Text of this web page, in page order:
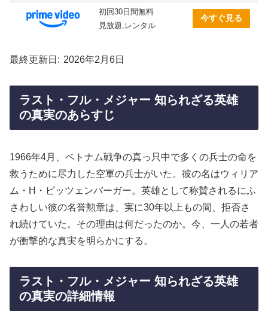
初回30日間無料
見放題,レンタル
今すぐ見る
最終更新日 2026年2月6日
ラスト・フル・メジャー 知られざる英雄
の真実のあらすじ
1966年4月、ベトナム戦争の真っ只中で多くの兵士の命を
救うために尽力した空軍の兵士がいた。彼の名はウィリア
ム・H・ピッツェンバーガー。英雄として称賛されるにふ
さわしい彼の名誉勲章は、実に30年以上もの間、拒否さ
れ続けていた。その理由は何だったのか。今、一人の若者
が衝撃的な真実を明らかにする。
ラスト・フル・メジャー 知られざる英雄
の真実の詳細情報